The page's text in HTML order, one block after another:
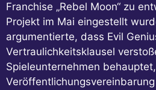
Franchise „Rebel Moon“ zu
Projekt im Mai eingestellt
argumentierte, dass Evil
Vertraulichkeitsklausel
Spieleunternehmen